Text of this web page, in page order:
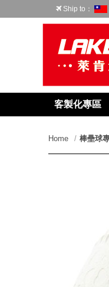
Ship to：
客製化專區
Home 棒壘球
prev